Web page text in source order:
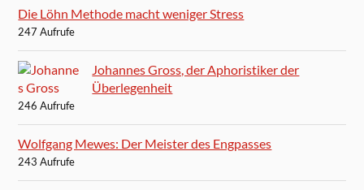
Die Löhn Methode macht weniger Stress
247 Aufrufe
Johannes Gross, der Aphoristiker der
Überlegenheit
246 Aufrufe
Wolfgang Mewes: Der Meister des Engpasses
243 Aufrufe